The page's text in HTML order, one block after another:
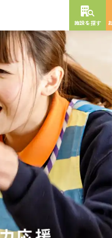
施設を探す
短期入所生活介護
園
目4番12号